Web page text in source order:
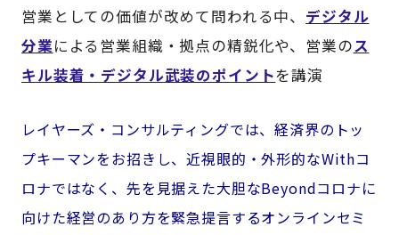
営業としての価値が改めて問われる中、 デジタル
分業による営業組織・拠点の精鋭化や、営業のス
キル装着・デジタル武装のポイントを講演
レイヤーズ・コンサルティングでは、経済界のトッ
プキーマンをお招きし、近視眼的・外形的なWithコ
ロナではなく、先を見据えた大胆なBeyondコロナに
向けた経営のあり方を緊急提言するオンラインセミ